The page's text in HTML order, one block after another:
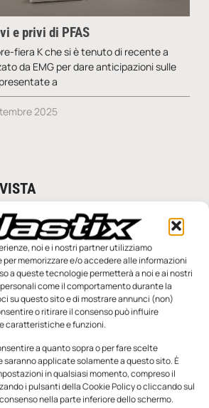
noi e i nostri partner utilizziamo
memorizzare e/o accedere alle informazioni
a queste tecnologie permetterà a noi e ai nostri
come il comportamento durante la
su questo sito e di mostrare annunci (non)
o ritirare il consenso può influire
caratteristiche e funzioni.
a quanto sopra o per fare scelte
applicate solamente a questo sito. È
in qualsiasi momento, compreso il
i pulsanti della Cookie Policy o cliccando sul
nella parte inferiore dello schermo.
e privi di PFAS
fiera K che si è tenuto di recente a
da EMG per dare anticipazioni sulle
a
2025
n.4 - Maggio 2026